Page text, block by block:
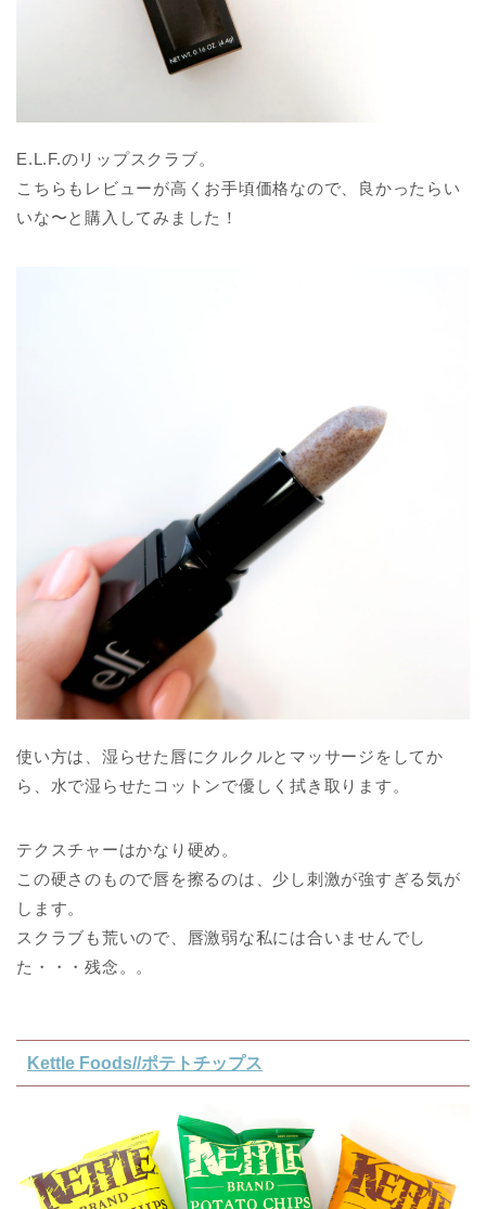
E.L.F.のリップスクラブ。
こちらもレビューが高くお手頃価格なので、良かったらい
いな〜と購入してみました！
使い方は、湿らせた唇にクルクルとマッサージをしてか
ら、水で湿らせたコットンで優しく拭き取ります。
テクスチャーはかなり硬め。
この硬さのもので唇を擦るのは、少し刺激が強すぎる気が
します。
スクラブも荒いので、唇激弱な私には合いませんでし
た・・・残念。。
Kettle Foods//ポテトチップス